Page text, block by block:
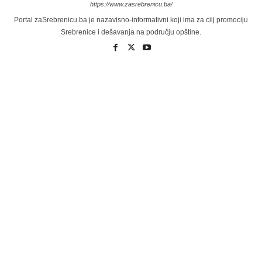
https://www.zasrebrenicu.ba/
Portal zaSrebrenicu.ba je nazavisno-informativni koji ima za cilj promociju
Srebrenice i dešavanja na području opštine.